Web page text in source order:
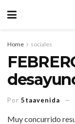
Home sociales
Por 5taavenida
Muy concurrido